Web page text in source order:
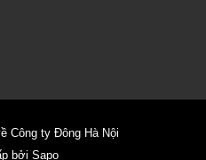
Công ty Đông Hà Nội
bởi Sapo